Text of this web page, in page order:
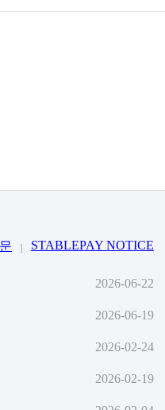
l STABLEPAY NOTICE
2026-06-22
2026-06-19
2026-02-24
2026-02-19